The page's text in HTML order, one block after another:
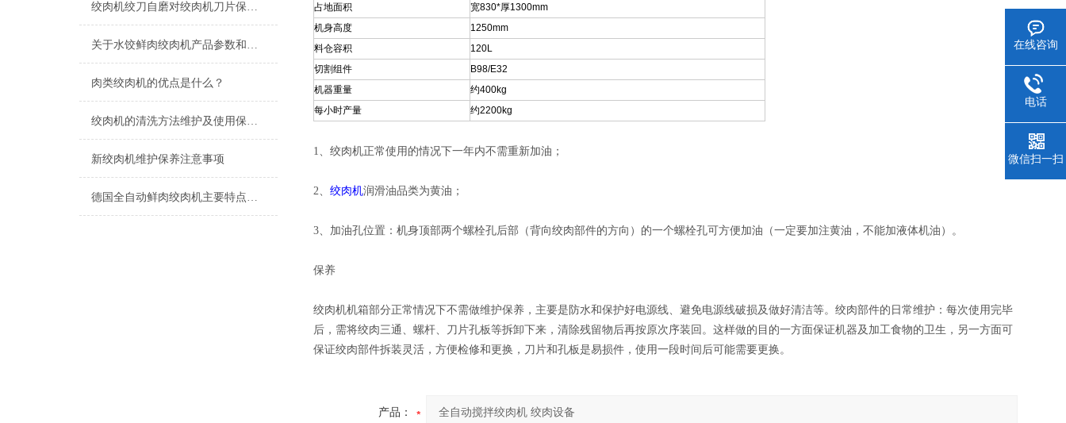
绞肉机绞刀自磨对绞肉机刀片保养的重要性有哪些？
关于水饺鲜肉绞肉机产品参数和产品优势
肉类绞肉机的优点是什么？
绞肉机的清洗方法维护及使用保养注意事项
新绞肉机维护保养注意事项
德国全自动鲜肉绞肉机主要特点是什么？
占地面积
宽830*厚1300mm
机身高度
1250mm
料仓容积
120L
切割组件
B98/E32
机器重量
约400kg
每小时产量
约2200kg
1、绞肉机正常使用的情况下一年内不需重新加油；
2、 绞肉机润滑油品类为黄油；
3、加油孔位置：机身顶部两个螺栓孔后部（背向绞肉部件的方向）的一个螺栓孔可方便加油（一定要加注黄油，不能加液体机油）。
保养
绞肉机机箱部分正常情况下不需做维护保养，主要是防水和保护好电源线、避免电源线破损及做好清洁等。绞肉部件的日常维护：每次使用完毕
后，需将绞肉三通、螺杆、刀片孔板等拆卸下来，清除残留物后再按原次序装回。这样做的目的一方面保证机器及加工食物的卫生，另一方面可
保证绞肉部件拆装灵活，方便检修和更换，刀片和孔板是易损件，使用一段时间后可能需要更换。
产品：
在线咨询
电话
微信扫一扫